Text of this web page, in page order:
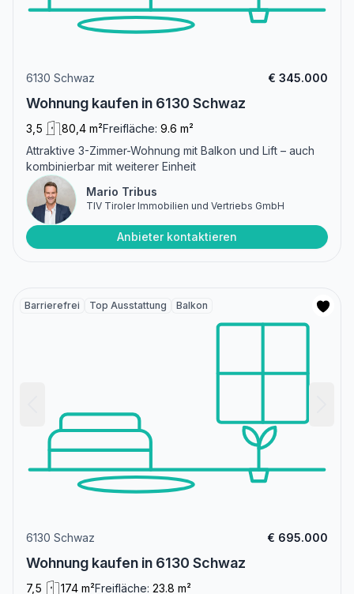
6130 Schwaz € 345.000
Wohnung kaufen in 6130 Schwaz
3,5 80,4 m²Freifläche: 9.6 m²
Attraktive 3-Zimmer-Wohnung mit Balkon und Lift – auch
kombinierbar mit weiterer Einheit
Mario Tribus
TIV Tiroler Immobilien und Vertriebs GmbH
Anbieter kontaktieren
Barrierefrei Top Ausstattung Balkon
6130 Schwaz € 695.000
Wohnung kaufen in 6130 Schwaz
7,5 174 m²Freifläche: 23.8 m²